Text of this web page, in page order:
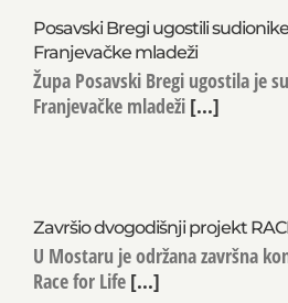
Posavski Bregi ugostili
Franjevačke mladeži
Župa Posavski Bregi ugostila je
Franjevačke mladeži [...]
Završio dvogodišnji projekt
U Mostaru je održana završna
Race for Life [...]